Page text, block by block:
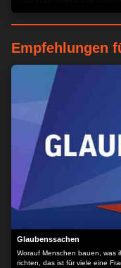
Empfehlungen
Glaubenssachen
Worauf Menschen bauen, was
richten, das ist für viele eine